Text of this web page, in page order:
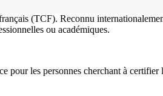
(TCF). Reconnu
ou académiques.
pour les personnes cherchant à certifier